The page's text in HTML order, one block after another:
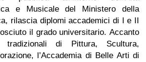
e Musicale del Ministero della
rilascia diplomi accademici di I e II
il grado universitario. Accanto
di Pittura, Scultura,
l’Accademia di Belle Arti di